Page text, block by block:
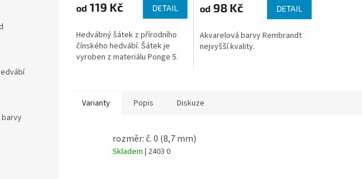
barvy
produktu
je
z
5
hvězdiček.
od 119 Kč DETAIL
Hedvábný šátek z přírodního
čínského hedvábí. Šátek je
vyroben z materiálu Ponge 5.
od 98 Kč DETAIL
Akvarelová barvy Rembrandt
nejvyšší kvality.
Varianty Popis Diskuze
rozměr: č. 0 (8,7 mm)
Skladem | 2403 0